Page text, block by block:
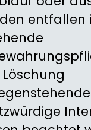
entfallen